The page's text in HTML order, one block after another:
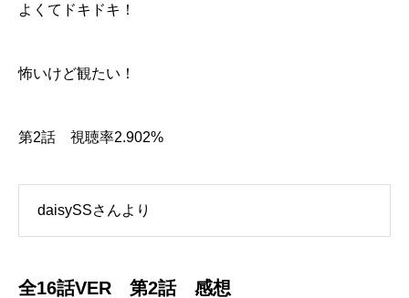
よくてドキドキ！
怖いけど観たい！
第2話 視聴率2.902%
daisySSさんより
全16話VER 第2話 感想